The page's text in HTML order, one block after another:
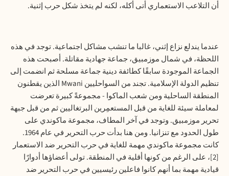
أن التلاعب الاستعماري أتى أكله، لكنه لم يتخذ شكل حرب إثنية.
عندما يندلع نزاع إثني، غالبا ما تنشب مشاكل اجتماعية. توجد في هذه
اللحظة، في شمال موزمبيق، جماعة جهادية مقاتلة. أصبحت هذه
الجماعة الموجودة سابقًا كطائفة دينية جماعة مسلحة ثم انضمت إلى
تنظيم الدولة الإسلامية. تجند من السواحليين Mwani الذين يقطنون
المنطقة الساحلية ومن شعب الماكوا - مجموعةً كبيرة تعرضت
لمعاملة سيئة للغاية من قبل المستعمِرين البرتغاليين ثم من قبل جبهة
تحرير موزمبيق. وتوجد في آخر المطاف، مجموعة ماكوندي على
طول الحدود مع تنزانيا. ومن هنا بدأت حرب التحرير في عام 1964.
كانت مجموعة ماكوندي مهمة للغاية في حرب التحرير ضد الاستعمار
[2]، على الرغم من كونها أقلية في المنطقة. تولى أعضاؤها أدوارًا
قيادية مهمة بما أنهم كانوا فاعلين رئيسيين في حرب التحرير ضد